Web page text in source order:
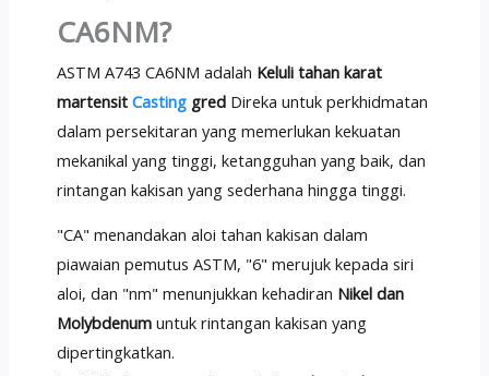
CA6NM?
ASTM A743 CA6NM adalah Keluli tahan karat
martensit CastinggredDireka untuk perkhidmatan
dalam persekitaran yang memerlukan kekuatan
mekanikal yang tinggi, ketangguhan yang baik, dan
rintangan kakisan yang sederhana hingga tinggi.
"CA" menandakan aloi tahan kakisan dalam
piawaian pemutus ASTM, "6" merujuk kepada siri
aloi, dan "nm" menunjukkan kehadiran Nikel dan
Molybdenumuntuk rintangan kakisan yang
dipertingkatkan.